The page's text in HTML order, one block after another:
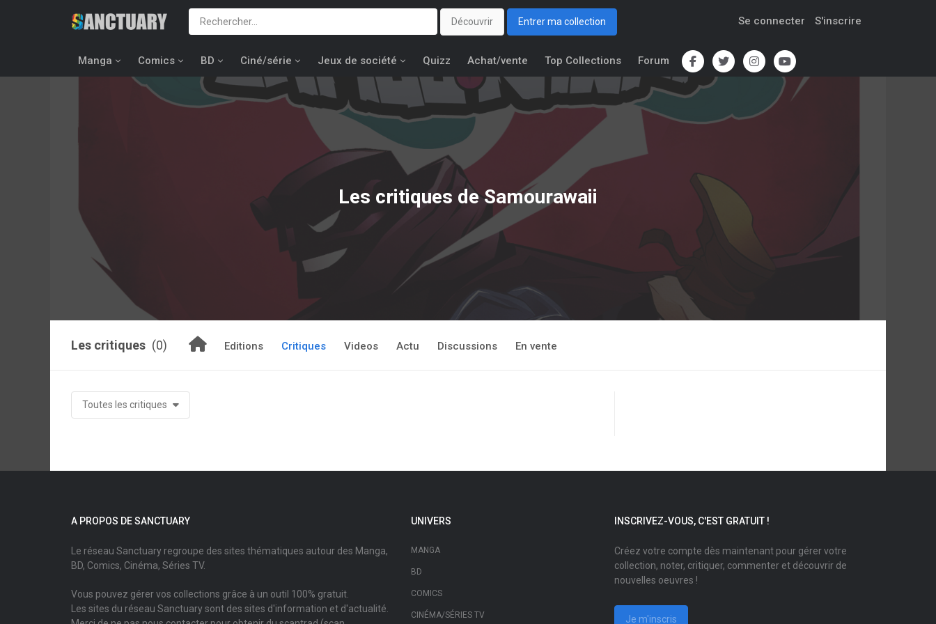
Découvrir Entrer ma collection Se connecter S'inscrire
Manga Comics BD Ciné/série Jeux de société Quizz Achat/vente Top Collections Forum
Les critiques de Samourawaii
Les critiques (0) Editions Critiques Videos Actu Discussions En vente
Toutes les critiques
A PROPOS DE SANCTUARY
Le réseau Sanctuary regroupe des sites thématiques autour des Manga,
BD, Comics, Cinéma, Séries TV.
Vous pouvez gérer vos collections grâce à un outil 100% gratuit.
Les sites du réseau Sanctuary sont des sites d'information et d'actualité.
UNIVERS
MANGA
BD
COMICS
CINÉMA/SÉRIES TV
INSCRIVEZ-VOUS, C'EST GRATUIT !
Créez votre compte dès maintenant pour gérer votre
collection, noter, critiquer, commenter et découvrir de
nouvelles oeuvres !
Je m'inscris